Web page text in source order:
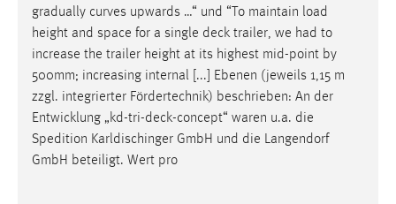
gradually curves upwards …“ und “To maintain load
height and space for a single deck trailer, we had to
increase the trailer height at its highest mid-point by
500mm; increasing internal [...] Ebenen (jeweils 1,15 m
zzgl. integrierter Fördertechnik) beschrieben: An der
Entwicklung „kd-tri-deck-concept“ waren u.a. die
Spedition Karldischinger GmbH und die Langendorf
GmbH beteiligt. Wert pro